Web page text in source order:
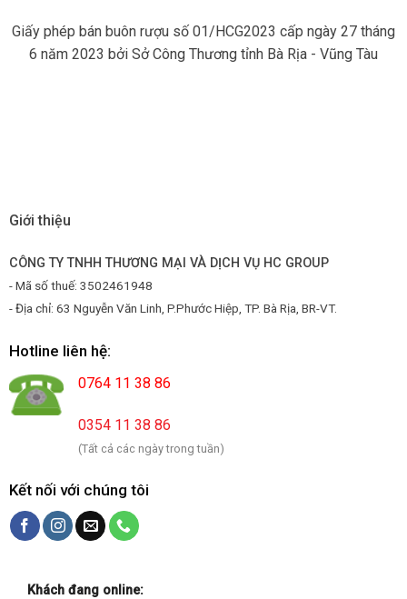
Giấy phép bán buôn rượu số 01/HCG2023 cấp ngày 27 tháng
6 năm 2023 bởi Sở Công Thương tỉnh Bà Rịa - Vũng Tàu
Giới thiệu
CÔNG TY TNHH THƯƠNG MẠI VÀ DỊCH VỤ HC GROUP
- Mã số thuế: 3502461948
- Địa chỉ: 63 Nguyễn Văn Linh, P.Phước Hiệp, TP. Bà Rịa, BR-VT.
Hotline liên hệ:
0764 11 38 86
0354 11 38 86
(Tất cả các ngày trong tuần)
Kết nối với chúng tôi
Khách đang online: